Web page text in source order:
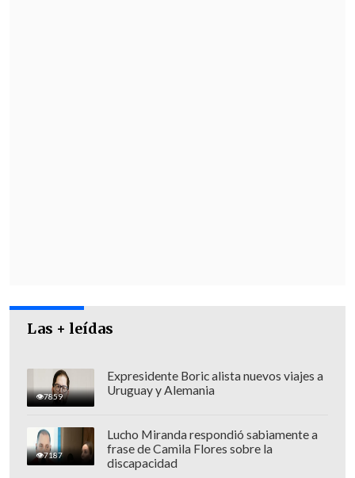
Las + leídas
7859
Expresidente Boric alista nuevos viajes a
Uruguay y Alemania
7187
Lucho Miranda respondió sabiamente a
frase de Camila Flores sobre la
discapacidad